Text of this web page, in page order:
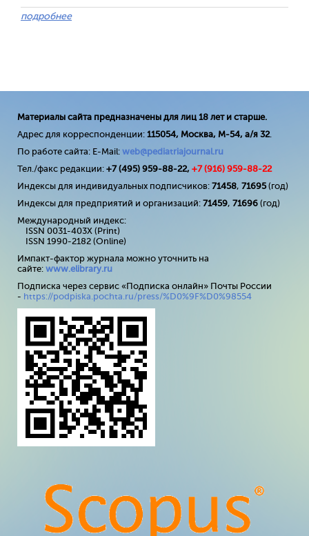
подробнее
Материалы сайта предназначены для лиц 18 лет и старше.
Адрес для корреспонденции: 115054, Москва, М-54, а/я 32.
По работе сайта: E-Mail: web@pediatriajournal.ru
Тел./факс редакции: +7 (495) 959-88-22, +7 (916) 959-88-22
Индексы для индивидуальных подписчиков: 71458, 71695(год)
Индексы для предприятий и организаций: 71459, 71696 (год)
Международный индекс:
ISSN 0031-403X (Print)
ISSN 1990-2182 (Online)
Импакт-фактор журнала можно уточнить на
сайте: www.elibrary.ru
Подписка через сервис «Подписка онлайн» Почты России
- https://podpiska.pochta.ru/press/%D0%9F%D0%98554